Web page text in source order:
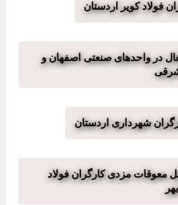
فولاد کویر اردستان
در واحدهای صنعتی اصفهان و
شرقی
شهرداری اردستان
معوقات مزدی کارگران فولاد